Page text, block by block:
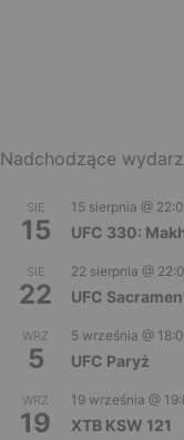
Nadchodzące
SIE
15
15 sierpnia @
UFC 330:
SIE
22
22 sierpnia @
UFC
WRZ
5
5 września @
UFC Paryż
WRZ
19
19 września @
XTB KSW 121